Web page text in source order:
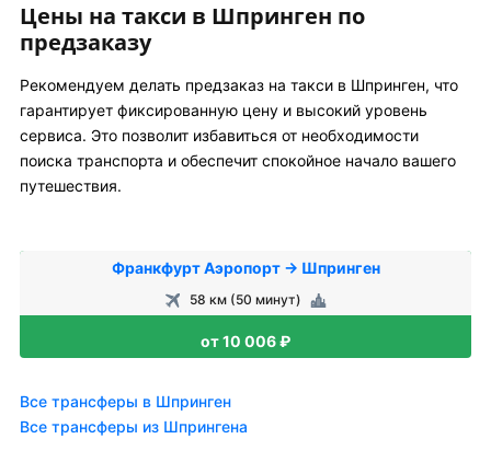
Цены на такси в Шпринген по
предзаказу
Рекомендуем делать предзаказ на такси в Шпринген, что
гарантирует фиксированную цену и высокий уровень
сервиса. Это позволит избавиться от необходимости
поиска транспорта и обеспечит спокойное начало вашего
путешествия.
Франкфурт Аэропорт → Шпринген
58 км (50 минут)
от 10 006 ₽
Все трансферы в Шпринген
Все трансферы из Шпрингена